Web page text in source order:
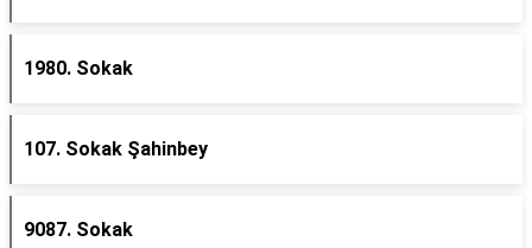
1980. Sokak
107. Sokak Şahinbey
9087. Sokak